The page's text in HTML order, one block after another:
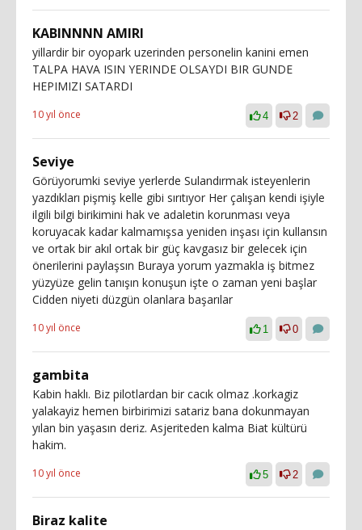
KABINNNN AMIRI
yillardir bir oyopark uzerinden personelin kanini emen
TALPA HAVA ISIN YERINDE OLSAYDI BIR GUNDE
HEPIMIZI SATARDI
10 yıl önce 4 2
Seviye
Görüyorumki seviye yerlerde Sulandırmak isteyenlerin
yazdıkları pişmiş kelle gibi sırıtıyor Her çalışan kendi işiyle
ilgili bilgi birikimini hak ve adaletin korunması veya
koruyacak kadar kalmamışsa yeniden inşası için kullansın
ve ortak bir akıl ortak bir güç kavgasız bir gelecek için
önerilerini paylaşsın Buraya yorum yazmakla iş bitmez
yüzyüze gelin tanışın konuşun işte o zaman yeni başlar
Cidden niyeti düzgün olanlara başarılar
10 yıl önce 1 0
gambita
Kabin haklı. Biz pilotlardan bir cacık olmaz .korkagiz
yalakayiz hemen birbirimizi satariz bana dokunmayan
yılan bin yaşasın deriz. Asjeriteden kalma Biat kültürü
hakim.
10 yıl önce 5 2
Biraz kalite